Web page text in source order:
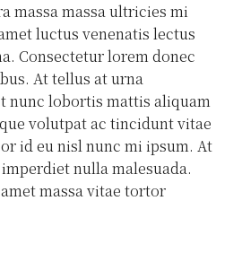
massa massa ultricies mi
luctus venenatis lectus
Consectetur lorem donec
At tellus at urna
nunc lobortis mattis aliquam
volutpat ac tincidunt vitae
id eu nisl nunc mi ipsum. At
nulla malesuada.
massa vitae tortor